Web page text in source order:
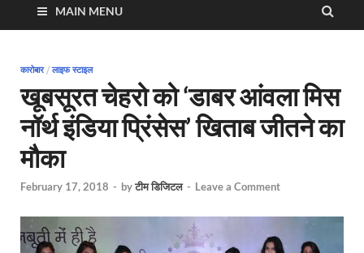
MAIN MENU
कारोबार/ लाइफ स्टाइल
खूबसूरत चेहरो को ‘डाबर आंवला मिस
नॉर्थ इंडिया प्रिंसेस’ खिताब जीतने का
मौका
February 17, 2018 - byटीम डिजिटल - Leave a Comment